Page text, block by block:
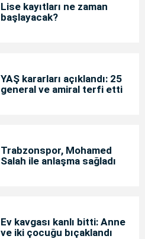
Lise kayıtları ne zaman
başlayacak?
YAŞ kararları açıklandı: 25
general ve amiral terfi etti
Trabzonspor, Mohamed
Salah ile anlaşma sağladı
Ev kavgası kanlı bitti: Anne
ve iki çocuğu bıçaklandı